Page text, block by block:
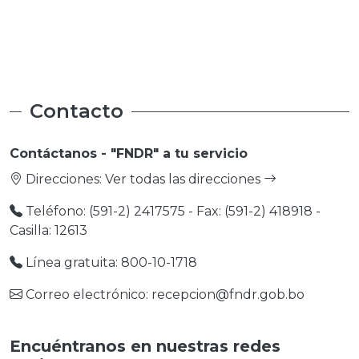
Contacto
Contáctanos - "FNDR" a tu servicio
Direcciones: Ver todas las direcciones
Teléfono: (591-2) 2417575 - Fax: (591-2) 418918 -
Casilla: 12613
Línea gratuita: 800-10-1718
Correo electrónico: recepcion@fndr.gob.bo
Encuéntranos en nuestras redes